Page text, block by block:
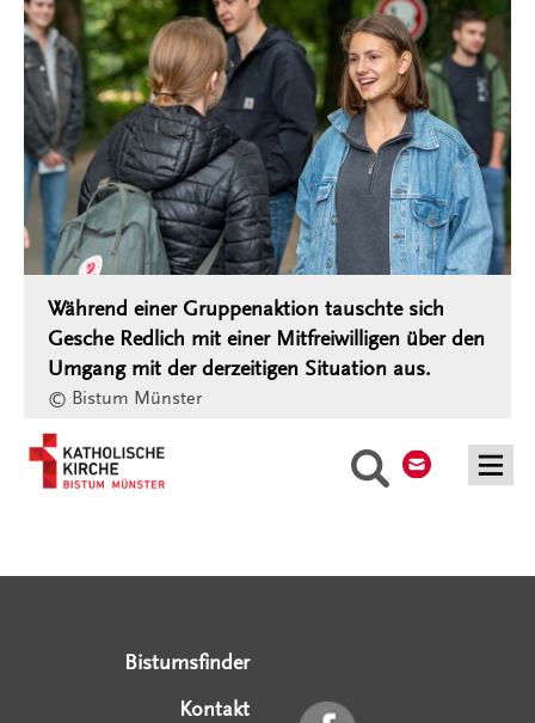
Suche
Während einer Gruppenaktion tauschte sich
Gesche Redlich mit einer Mitfreiwilligen über den
Umgang mit der derzeitigen Situation aus.
© Bistum Münster
Bistumsfinder
Kontakt